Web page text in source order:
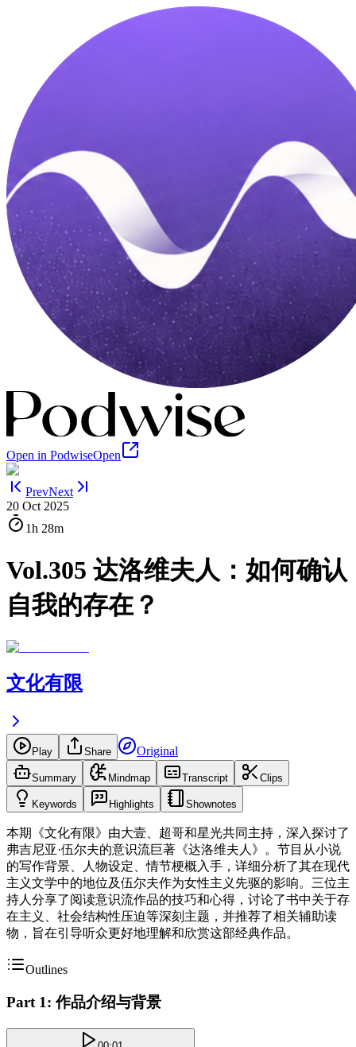
Open in PodwiseOpen
PrevNext
20 Oct 2025
1h 28m
Vol.305 达洛维夫人：如何确认
自我的存在？
文化有限
Play Share Original
Summary Mindmap Transcript Clips
Keywords Highlights Shownotes
本期《文化有限》由大壹、超哥和星光共同主持，深入探讨了
弗吉尼亚·伍尔夫的意识流巨著《达洛维夫人》。节目从小说
的写作背景、人物设定、情节梗概入手，详细分析了其在现代
主义文学中的地位及伍尔夫作为女性主义先驱的影响。三位主
持人分享了阅读意识流作品的技巧和心得，讨论了书中关于存
在主义、社会结构性压迫等深刻主题，并推荐了相关辅助读
物，旨在引导听众更好地理解和欣赏这部经典作品。
Outlines
Part 1: 作品介绍与背景